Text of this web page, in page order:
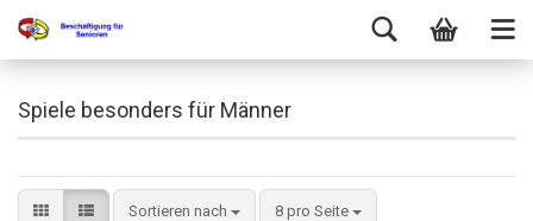
Spiele besonders für Männer
Sortieren nach 8 pro Seite